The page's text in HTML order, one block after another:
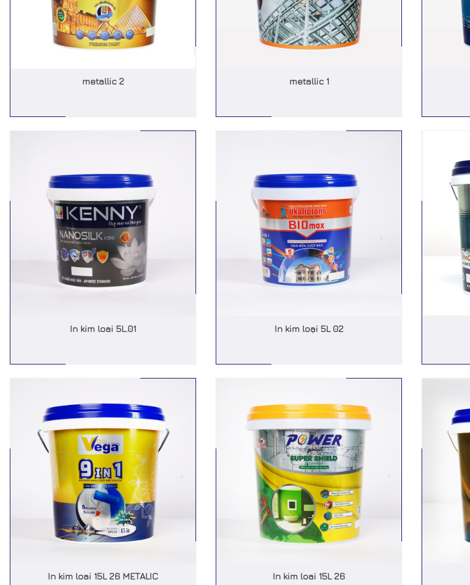
metallic 2 metallic 1
In kim loai 5L.01 In kim loại 5L 02
In kim loai 15L 26 METALIC In kim loai 15L 26